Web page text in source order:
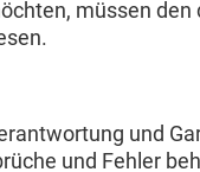
müssen
und
und Fehler